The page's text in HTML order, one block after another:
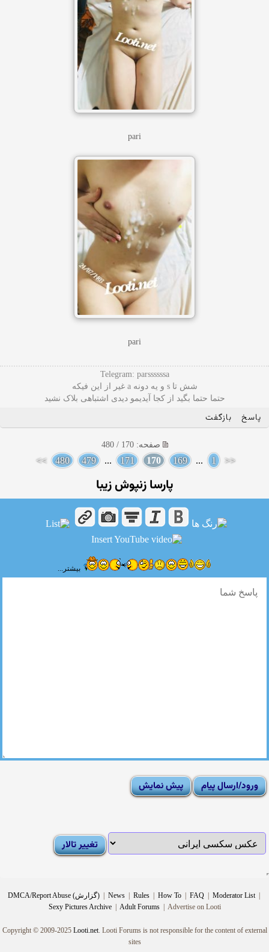
pari
pari
Telegram: parssssssa
شش تا s و یه دونه a غیر از این فیکه
حتما حتما بگید از کجا آیدیمو دیدی اشتباهی بلاک نشید
پاسخ بازگفت
صفحه: 170 / 480
<<
1
...
169
170
171
...
479
480
>>
پارسا زنپوش زیبا
بیشتر...
DMCA/Report Abuse (گزارش) | News | Rules | How To | FAQ | Moderator List |
Sexy Pictures Archive | Adult Forums |Advertise on Looti
Copyright © 2009-2025 Looti.net. Looti Forums is not responsible for the content of external
sites